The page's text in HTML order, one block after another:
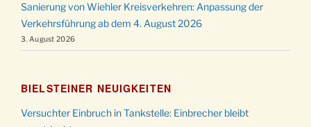
Sanierung von Wiehler Kreisverkehren: Anpassung der
Verkehrsführung ab dem 4. August 2026
3. August 2026
BIELSTEINER NEUIGKEITEN
Versuchter Einbruch in Tankstelle: Einbrecher bleibt